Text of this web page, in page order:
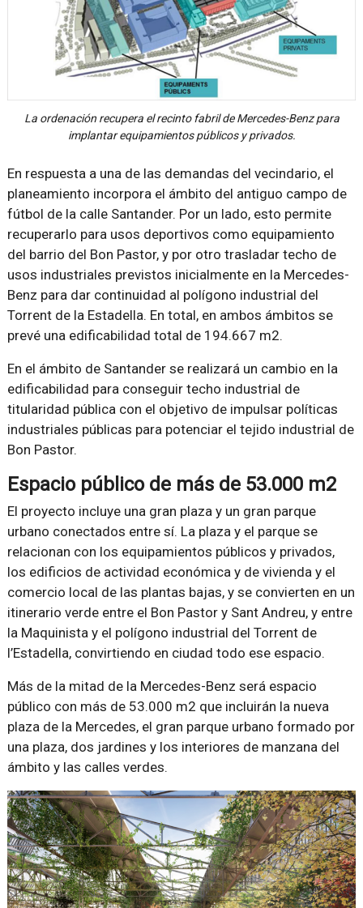
La ordenación recupera el recinto fabril de Mercedes-Benz para
implantar equipamientos públicos y privados.
En respuesta a una de las demandas del vecindario, el
planeamiento incorpora el ámbito del antiguo campo de
fútbol de la calle Santander. Por un lado, esto permite
recuperarlo para usos deportivos como equipamiento
del barrio del Bon Pastor, y por otro trasladar techo de
usos industriales previstos inicialmente en la Mercedes-
Benz para dar continuidad al polígono industrial del
Torrent de la Estadella. En total, en ambos ámbitos se
prevé una edificabilidad total de 194.667 m2.
En el ámbito de Santander se realizará un cambio en la
edificabilidad para conseguir techo industrial de
titularidad pública con el objetivo de impulsar políticas
industriales públicas para potenciar el tejido industrial de
Bon Pastor.
Espacio público de más de 53.000 m2
El proyecto incluye una gran plaza y un gran parque
urbano conectados entre sí. La plaza y el parque se
relacionan con los equipamientos públicos y privados,
los edificios de actividad económica y de vivienda y el
comercio local de las plantas bajas, y se convierten en un
itinerario verde entre el Bon Pastor y Sant Andreu, y entre
la Maquinista y el polígono industrial del Torrent de
l’Estadella, convirtiendo en ciudad todo ese espacio.
Más de la mitad de la Mercedes-Benz será espacio
público con más de 53.000 m2 que incluirán la nueva
plaza de la Mercedes, el gran parque urbano formado por
una plaza, dos jardines y los interiores de manzana del
ámbito y las calles verdes.